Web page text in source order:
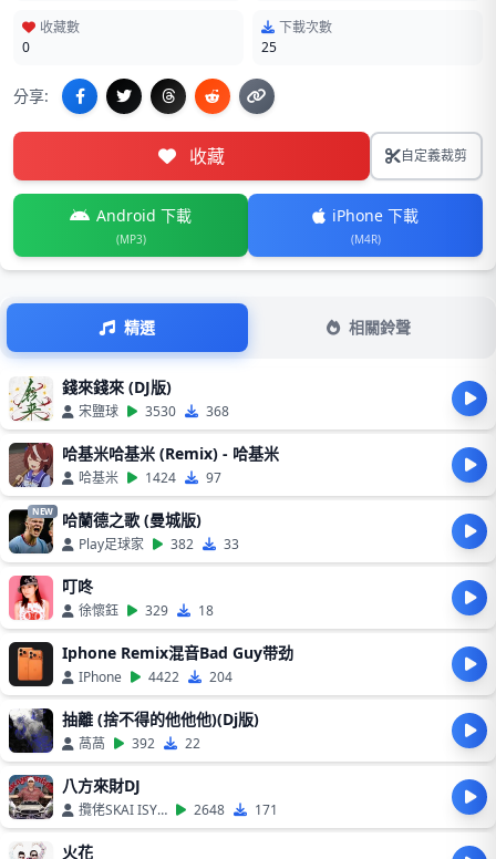
收藏數
0
下載次數
25
分享:
收藏 自定義裁剪
Android 下載
(MP3)
iPhone 下載
(M4R)
精選 相關鈴聲
錢來錢來 (DJ版)
宋鹽球 3530 368
哈基米哈基米 (Remix) - 哈基米
哈基米 1424 97
NEW 哈蘭德之歌 (曼城版)
Play足球家 382 33
叮咚
徐懷鈺 329 18
Iphone Remix混音Bad Guy带劲
IPhone 4422 204
抽離 (捨不得的他他他)(Dj版)
萵萵 392 22
八方來財DJ
攬佬SKAI ISYOURGOD 2648 171
火花